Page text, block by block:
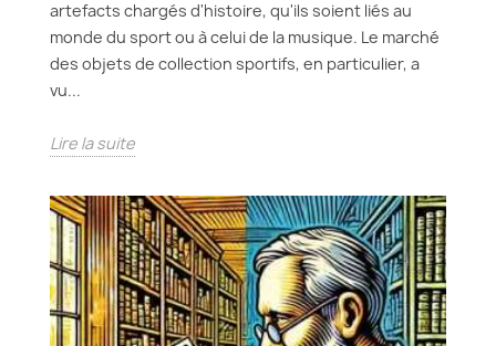
artefacts chargés d'histoire, qu'ils soient liés au
monde du sport ou à celui de la musique. Le marché
des objets de collection sportifs, en particulier, a
vu...
Lire la suite